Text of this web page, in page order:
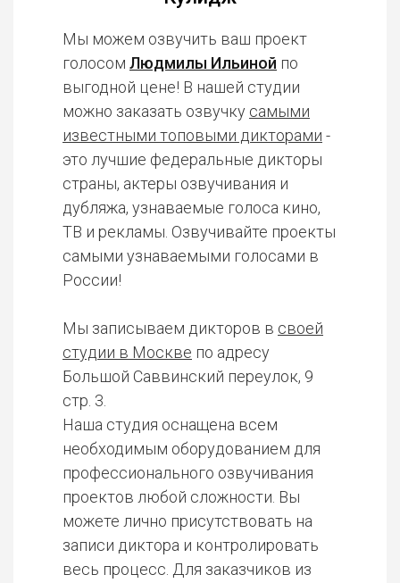
Мы можем озвучить ваш проект
голосом Людмилы Ильиной по
выгодной цене! В нашей студии
можно заказать озвучку самыми
известными топовыми дикторами -
это лучшие федеральные дикторы
страны, актеры озвучивания и
дубляжа, узнаваемые голоса кино,
ТВ и рекламы. Озвучивайте проекты
самыми узнаваемыми голосами в
России!
Мы записываем дикторов в своей
студии в Москве по адресу
Большой Саввинский переулок, 9
стр. 3.
Наша студия оснащена всем
необходимым оборудованием для
профессионального озвучивания
проектов любой сложности. Вы
можете лично присутствовать на
записи диктора и контролировать
весь процесс. Для заказчиков из